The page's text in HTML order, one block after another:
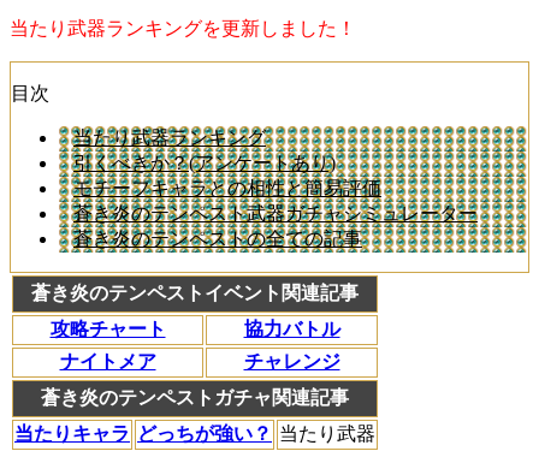
当たり武器ランキングを更新しました！
目次
当たり武器ランキング
引くべきか？(アンケートあり)
モチーフキャラとの相性と簡易評価
蒼き炎のテンペスト武器ガチャシミュレーター
蒼き炎のテンペストの全ての記事
蒼き炎のテンペストイベント関連記事
攻略チャート
協力バトル
ナイトメア
チャレンジ
蒼き炎のテンペストガチャ関連記事
当たりキャラ どっちが強い？ 当たり武器